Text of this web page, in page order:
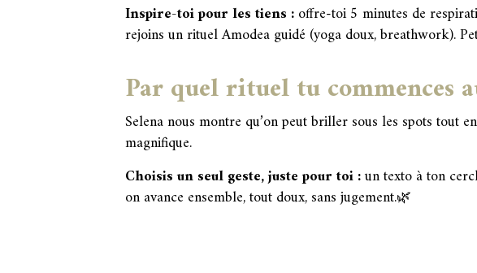
Inspire-toi pour les tiens :offre-toi 5 minutes de
rejoins un rituel Amodea guidé (yoga doux, breathwork).
Par quel rituel tu commences
Selena nous montre qu’on peut briller sous les spots tout
magnifique.
Choisis un seul geste, juste pour toi :un texto à ton
on avance ensemble, tout doux, sans jugement.🌿